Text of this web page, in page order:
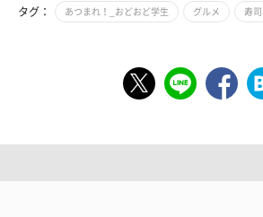
タグ： あつまれ！_おどおど学生 グルメ 寿司